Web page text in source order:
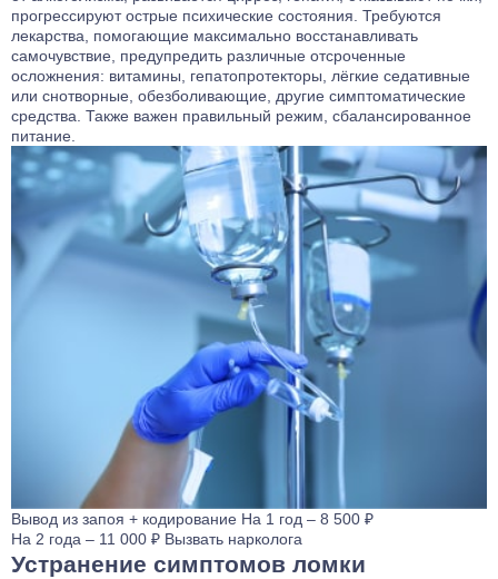
прогрессируют острые психические состояния. Требуются
лекарства, помогающие максимально восстанавливать
самочувствие, предупредить различные отсроченные
осложнения: витамины, гепатопротекторы, лёгкие седативные
или снотворные, обезболивающие, другие симптоматические
средства. Также важен правильный режим, сбалансированное
питание.
Вывод из запоя + кодирование На 1 год – 8 500 ₽
На 2 года – 11 000 ₽ Вызвать нарколога
Устранение симптомов ломки